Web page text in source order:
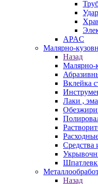
APAC
Малярно-
Назад
Малярно-
Вклейка
Лаки ,
Средства
Назад